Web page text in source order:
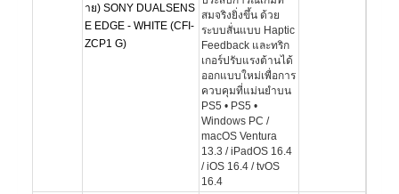
าย) SONY DUALSENS
E EDGE - WHITE (CFI-
ZCP1 G)
สมจริงยิ่งขึ้น ด้วย
ระบบสั่นแบบ Haptic
Feedback และทริก
เกอร์ปรับแรงต้านได้
ออกแบบใหม่เพื่อการ
ควบคุมที่แม่นยำบน
PS5 • PS5 •
Windows PC /
macOS Ventura
13.3 / iPadOS 16.4
/ iOS 16.4 / tvOS
16.4